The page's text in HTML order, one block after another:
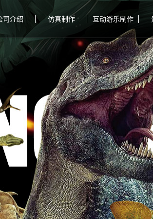
司介绍 仿真制作 互动游乐制作